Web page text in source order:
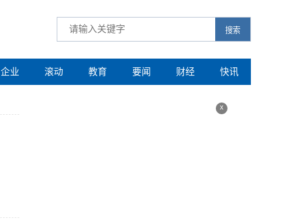
搜索
企业 滚动 教育 要闻 财经 快讯
x